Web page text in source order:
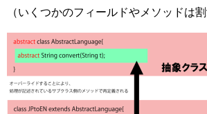
（いくつかのフィールドやメソッドは